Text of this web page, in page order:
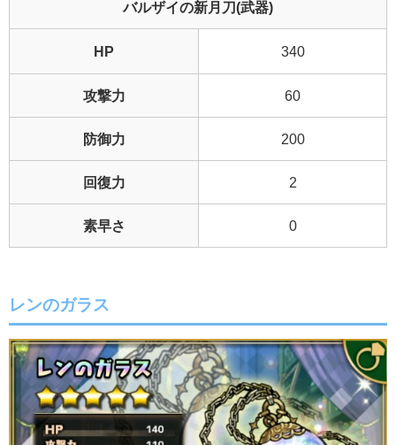
バルザイの新月刀(武器)
HP 340
攻撃力 60
防御力 200
回復力 2
素早さ 0
レンのガラス